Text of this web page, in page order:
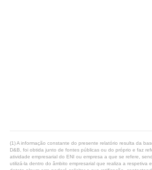
(1) A informação constante do presente relatório resulta da
D&B, foi obtida junto de fontes públicas ou do próprio e faz
atividade empresarial do ENI ou empresa a que se refere,
utilizá-la dentro do âmbito empresarial que realiza a respetiva